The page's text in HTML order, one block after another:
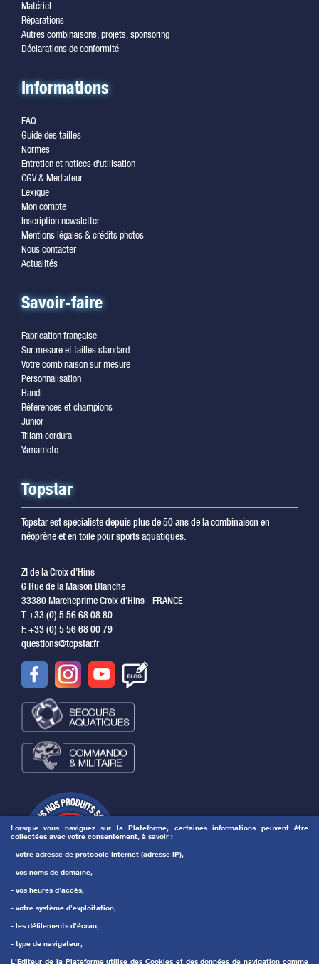
Lorsque vous naviguez sur la Plateforme, certaines informations peuvent être
collectées avec votre consentement, à savoir :
- votre adresse de protocole Internet (adresse IP),
- vos noms de domaine,
- vos heures d’accès,
- votre système d’exploitation,
- les défilements d’écran,
- type de navigateur,
L’Editeur de la Plateforme utilise des Cookies et des données de navigation comme
Matériel
Réparations
Autres combinaisons, projets, sponsoring
Déclarations de conformité
Informations
FAQ
Guide des tailles
Normes
Entretien et notices d'utilisation
CGV & Médiateur
Lexique
Mon compte
Inscription newsletter
Mentions légales & crédits photos
Nous contacter
Actualités
Savoir-faire
Fabrication française
Sur mesure et tailles standard
Votre combinaison sur mesure
Personnalisation
Handi
Références et champions
Junior
Trilam cordura
Yamamoto
Topstar
Topstar est spécialiste depuis plus de 50 ans de la combinaison en
néoprène et en toile pour sports aquatiques.
ZI de la Croix d’Hins
6 Rue de la Maison Blanche
33380 Marcheprime Croix d’Hins - FRANCE
T. +33 (0) 5 56 68 08 80
F. +33 (0) 5 56 68 00 79
questions@topstar.fr